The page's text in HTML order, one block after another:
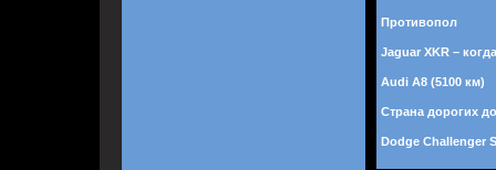
Противопол
Jaguar XKR –
Audi A8 (5100 км)
Страна дорогих
Dodge Challenger